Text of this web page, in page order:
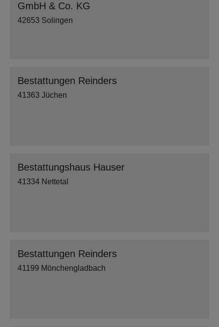
GmbH & Co. KG
42653 Solingen
Bestattungen Reinders
41363 Jüchen
Bestattungshaus Hauser
41334 Nettetal
Bestattungen Reinders
41199 Mönchengladbach